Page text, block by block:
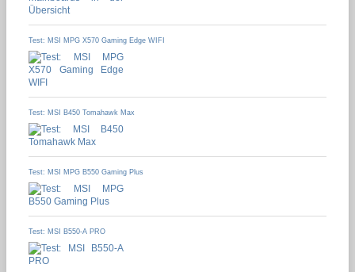
Test: MSI MPG X570 Gaming Edge WIFI
Test: MSI B450 Tomahawk Max
Test: MSI MPG B550 Gaming Plus
Test: MSI B550-A PRO